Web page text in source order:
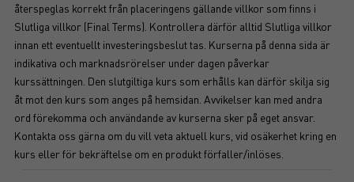
återspeglas korrekt från placeringens gällande villkor som finns i
Slutliga villkor (Final Terms). Kontrollera därför alltid Slutliga villkor
innan ett eventuellt investeringsbeslut tas. Kurserna på denna sida är
indikativa och marknadsrörelser under dagen påverkar
kurssättningen. Den slutgiltiga kurs som erhålls kan därför skilja sig
åt mot den kurs som anges på hemsidan. Avvikelser kan med andra
ord förekomma och användande av kurserna sker på eget ansvar.
Kontakta oss gärna om du vill veta aktuell kurs, vid osäkerhet kring en
kurs eller för bekräftelse om en produkt förfaller/inlöses.